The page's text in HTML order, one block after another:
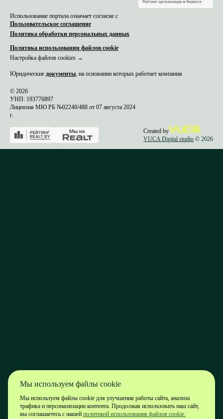
Использование портала означает согласие с
Пользовательское соглашение
Политика обработки персональных данных
Политика использования файлов cookie
Настройка файлов cookies →
Юридические документы, на основании которых работает компания
© 2026
УНП: 193776897
Лицензия МЮ РБ №02240/488 от 07 августа 2024
г.
Created by
VUCA Digital studio © 2026
Мы используем файлы cookie
Мы используем файлы cookie для улучшения работы сайта, анализа
трафика и персонализации контента. Продолжая использовать наш сайт,
вы соглашаетесь с нашей политикой использования файлов cookie.